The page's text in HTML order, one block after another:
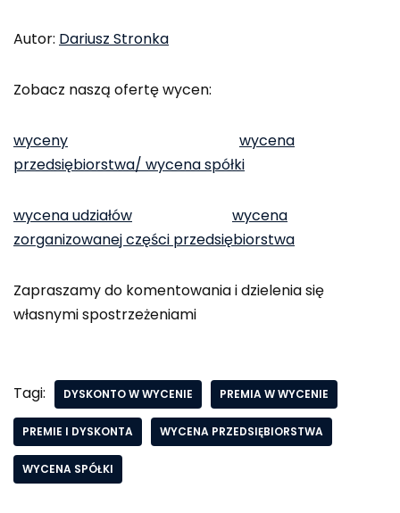
Autor: Dariusz Stronka
Zobacz naszą ofertę wycen:
wyceny
wycena
przedsiębiorstwa/ wycena spółki
wycena udziałów
wycena
zorganizowanej części przedsiębiorstwa
Zapraszamy do komentowania i dzielenia się
własnymi spostrzeżeniami
Tagi: DYSKONTO W WYCENIE PREMIA W WYCENIE
PREMIE I DYSKONTA WYCENA PRZEDSIĘBIORSTWA
WYCENA SPÓŁKI